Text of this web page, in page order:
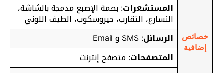
خصائص
إضافية
المستشعرات: بصمة الإصبع مدمجة بالشاشة،
التسارع، التقارب، جيروسكوب، الطيف اللوني
الرسائل: SMS و Email
المتصفحات: متصفح إنترنت